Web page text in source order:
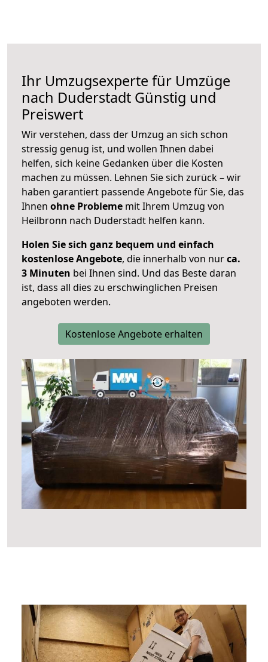
Ihr Umzugsexperte für Umzüge
nach Duderstadt Günstig und
Preiswert
Wir verstehen, dass der Umzug an sich schon
stressig genug ist, und wollen Ihnen dabei
helfen, sich keine Gedanken über die Kosten
machen zu müssen. Lehnen Sie sich zurück – wir
haben garantiert passende Angebote für Sie, das
Ihnen ohne Probleme mit Ihrem Umzug von
Heilbronn nach Duderstadt helfen kann.
Holen Sie sich ganz bequem und einfach
kostenlose Angebote, die innerhalb von nurca.
3 Minuten bei Ihnen sind. Und das Beste daran
ist, dass all dies zu erschwinglichen Preisen
angeboten werden.
Kostenlose Angebote erhalten